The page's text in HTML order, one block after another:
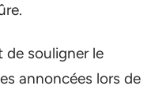
de souligner le
annoncées lors de